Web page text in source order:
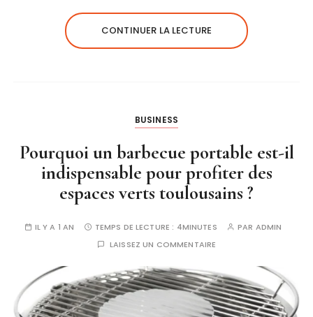
CONTINUER LA LECTURE
BUSINESS
Pourquoi un barbecue portable est-il
indispensable pour profiter des
espaces verts toulousains ?
IL Y A 1 AN TEMPS DE LECTURE : 4MINUTES PAR ADMIN
LAISSEZ UN COMMENTAIRE